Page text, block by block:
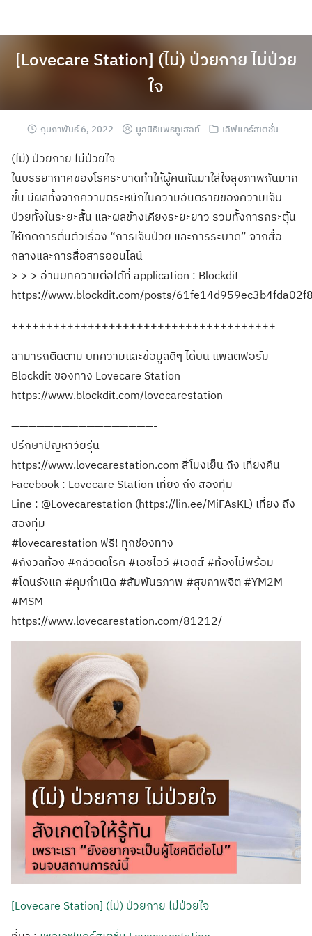
[Lovecare Station] (ไม่) ป่วยกาย ไม่ป่วย
ใจ
กุมภาพันธ์ 6, 2022 มูลนิธิแพธทูเฮลท์ เลิฟแคร์สเตชั่น
(ไม่) ป่วยกาย ไม่ป่วยใจ
ในบรรยากาศของโรคระบาดทำให้ผู้คนหันมาใส่ใจสุขภาพกันมาก
ขึ้น มีผลทั้งจากความตระหนักในความอันตรายของความเจ็บ
ป่วยทั้งในระยะสั้น และผลข้างเคียงระยะยาว รวมทั้งการกระตุ้น
ให้เกิดการตื่นตัวเรื่อง “การเจ็บป่วย และการระบาด” จากสื่อ
กลางและการสื่อสารออนไลน์
> > > อ่านบทความต่อได้ที่ application : Blockdit
https://www.blockdit.com/posts/
++++++++++++++++++++++++++++++++++++++
สามารถติดตาม บทความและข้อมูลดีๆ ได้บน แพลตฟอร์ม
Blockdit ของทาง Lovecare Station
https://www.blockdit.com/lovecarestation
—————————————————-
ปรึกษาปัญหาวัยรุ่น
https://www.lovecarestation.com สี่โมงเย็น ถึง เที่ยงคืน
Facebook : Lovecare Station เที่ยง ถึง สองทุ่ม
Line : @Lovecarestation (https://lin.ee/MiFAsKL) เที่ยง ถึง
สองทุ่ม
#lovecarestation ฟรี! ทุกช่องทาง
#กังวลท้อง #กลัวติดโรค #เอชไอวี #เอดส์ #ท้องไม่พร้อม
#โดนรังแก #คุมกำเนิด #สัมพันธภาพ #สุขภาพจิต #YM2M
#MSM
https://www.lovecarestation.com/81212/
[Lovecare Station] (ไม่) ป่วยกาย ไม่ป่วยใจ